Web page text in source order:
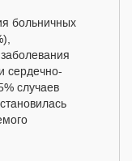
больничных
сердечно-
случаев